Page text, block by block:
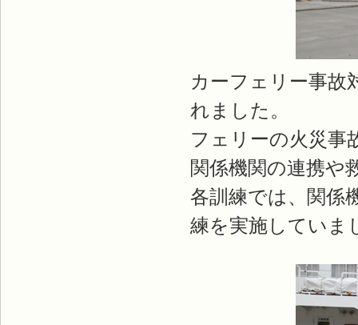
カーフェリー事故
れました。
フェリーの火災事
関係機関の連携や
各訓練では、関係
練を実施していま